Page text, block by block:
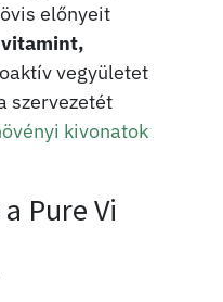
előnyeit
vitamint,
vegyületet
szervezetét
kivonatok
Pure Vi